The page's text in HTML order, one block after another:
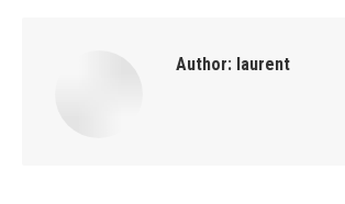
Author: laurent